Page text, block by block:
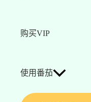
购买VIP
使用番茄